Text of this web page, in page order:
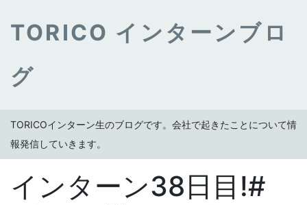
TORICO インターンブロ
グ
TORICOインターン生のブログです。会社で起きたことについて情
報発信していきます。
インターン38日目!#